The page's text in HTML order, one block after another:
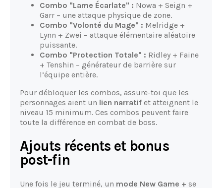
Combo "Lame Écarlate" : Nowa + Seign +
Garr – une attaque physique de zone.
Combo "Volonté du Mage" : Melridge +
Lynn + Zwei – attaque élémentaire aléatoire
puissante.
Combo "Protection Totale" : Ridley + Faine
+ Tenshin – générateur de barrière sur
l’équipe entière.
Pour débloquer les combos, assure-toi que les
personnages aient un lien narratif et atteignent le
niveau 15 minimum. Ces combos peuvent faire
toute la différence en combat de boss.
Ajouts récents et bonus
post-fin
Une fois le jeu terminé, un mode New Game + se